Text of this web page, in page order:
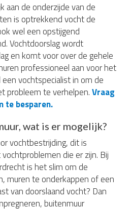
aan de onderzijde van de
is optrekkend vocht de
wel een opstijgend
Vochtdoorslag wordt
en komt voor over de gehele
professioneel aan voor het
vochtspecialist in om de
probleem te verhelpen.Vraag
te besparen.
wat is er mogelijk?
vochtbestrijding, dit is
die er zijn. Bij
is het slim om de
muren te onderkappen of een
van doorslaand vocht? Dan
buitenmuur